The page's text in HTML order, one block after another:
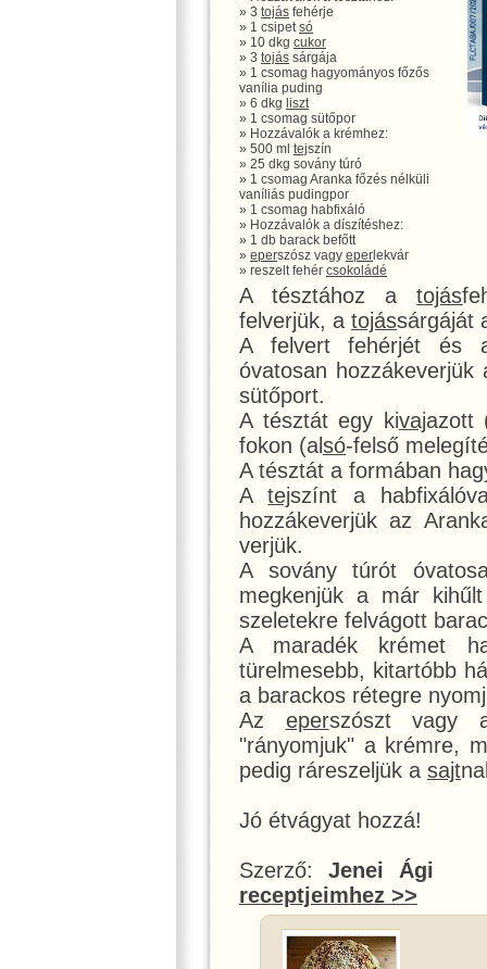
» 3 tojás fehérje
» 1 csipetsó
» 10 dkg cukor
» 3 tojás sárgája
» 1 csomag hagyományos főzős
vanília puding
» 6 dkg liszt
» 1 csomag sütőpor
» Hozzávalók a krémhez:
» 500 ml tejszín
» 25 dkg sovány túró
» 1 csomag Aranka főzés nélküli
vaníliás pudingpor
» 1 csomag habfixáló
» Hozzávalók a díszítéshez:
» 1 db barack befőtt
» eperszósz vagy eper lekvár
» reszelt fehér csokoládé
A tésztához atojás
felverjük, a tojássárgáját
A felvert fehérjét és
óvatosan
sütőport.
A tésztát egy kivajazott
fokon (alsó-felső
A tésztát a formában
Atejszínt a
hozzákeverjük az
verjük.
A sovány túrót
megkenjük a már
szeletekre felvágott
A maradék krémet
türelmesebb, kitartóbb
a barackos rétegre
Az eperszószt vagy
"rányomjuk" a krémre,
pedig ráreszeljük a sajt
Jó étvágyat hozzá!
Szerző: Jenei Ági
receptjeimhez >>